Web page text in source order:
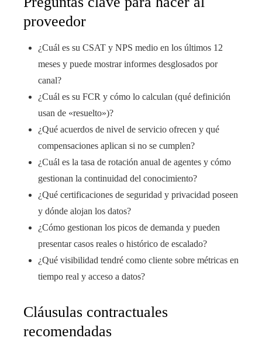
proveedor
¿Cuál es su CSAT y NPS medio en los últimos 12
meses y puede mostrar informes desglosados por
canal?
¿Cuál es su FCR y cómo lo calculan (qué definición
usan de «resuelto»)?
¿Qué acuerdos de nivel de servicio ofrecen y qué
compensaciones aplican si no se cumplen?
¿Cuál es la tasa de rotación anual de agentes y cómo
gestionan la continuidad del conocimiento?
¿Qué certificaciones de seguridad y privacidad poseen
y dónde alojan los datos?
¿Cómo gestionan los picos de demanda y pueden
presentar casos reales o histórico de escalado?
¿Qué visibilidad tendré como cliente sobre métricas en
tiempo real y acceso a datos?
Cláusulas contractuales
recomendadas